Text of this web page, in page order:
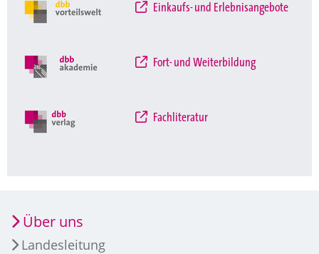
Einkaufs- und Erlebnisangebote
Fort- und Weiterbildung
Fachliteratur
Über uns
Landesleitung